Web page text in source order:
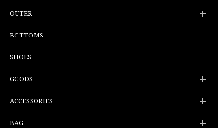
OUTER
BOTTOMS
SHOES
GOODS
ACCESSORIES
BAG